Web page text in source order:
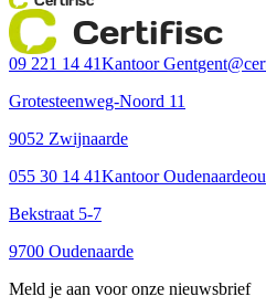
Certifisc
09 221 14 41Kantoor Gent
Grotesteenweg-Noord 11
9052 Zwijnaarde
055 30 14 41Kantoor Oudenaarde
Bekstraat 5-7
9700 Oudenaarde
Meld je aan voor onze nieuwsbrief